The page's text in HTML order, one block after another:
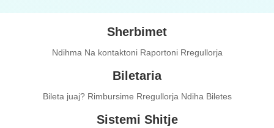
Sherbimet
Ndihma Na kontaktoni Raportoni Rregullorja
Biletaria
Bileta juaj? Rimbursime Rregullorja Ndiha Biletes
Sistemi Shitje